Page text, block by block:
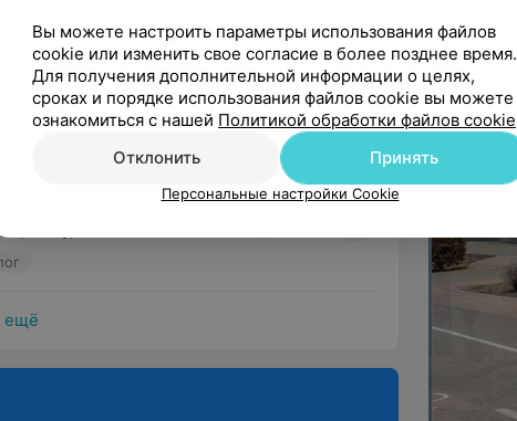
точной.
• Пластический хирург
всем требованиям!
внимательность к каждым ме...
ещё
Вы можете настроить параметры использования файлов
cookie или изменить свое согласие в более позднее время.
Для получения дополнительной информации о целях,
сроках и порядке использования файлов cookie вы можете
ознакомиться с нашей Политикой обработки файлов cookie
Отклонить
Принять
Персональные настройки Cookie